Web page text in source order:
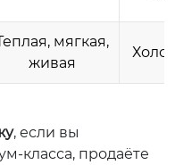
мягкая,
живая
, если вы
класса, продаёте